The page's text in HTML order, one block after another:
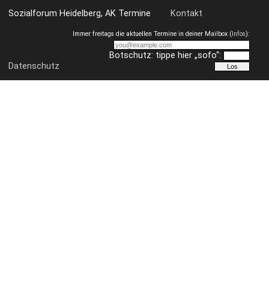
Sozialforum Heidelberg, AK Termine Kontakt
Datenschutz
Immer freitags die aktuellen Termine in deiner Mailbox (Infos):
Botschutz: tippe hier „sofo“: